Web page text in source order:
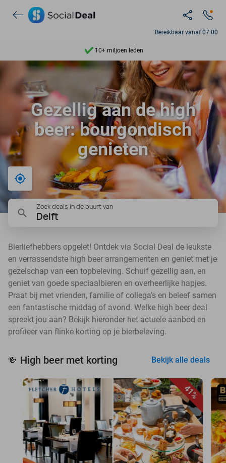
Bereikbaar vanaf 07:00
Ontdek 15.000+ deals
7 dagen per week beschikbaar
10+ miljoen leden
9,4
Ontdek 15.000+ deals
Gezellig aan de high
beer: bourgondisch
genieten
Bij mij in de buurt
Zoek deals in de buurt van
Delft
Bierliefhebbers opgelet! Ontdek via Social Deal de leukste
en verrassendste high beer arrangementen en geniet met je
gezelschap van een topbeleving. Schuif gezellig aan, en
geniet van goede speciaalbieren en overheerlijke hapjes.
Praat bij met vrienden, familie of collega’s en beleef samen
een fantastische middag of avond. Welke high beer deal
spreekt jou aan? Bekijk hieronder het actuele aanbod en
profiteer van flinke korting op je bierbeleving.
🍻 High beer met korting Bekijk alle deals
41%